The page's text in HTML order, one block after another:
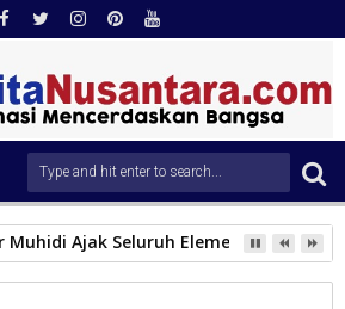
Muhidi Ajak Seluruh Elemen